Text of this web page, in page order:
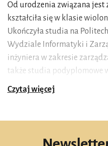
Od urodzenia związana jest
kształciła się w klasie
Ukończyła studia na
Wydziale Informatyki i
inżyniera w zakresie
także studia podyplomowe
we Wrocławiu w zakresie
projektami
Europejskiej, w ramach
Czytaj więcej